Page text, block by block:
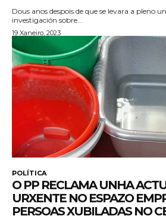
Dous anos despois de que se levara a pleno
investigación sobre...
19 Xaneiro, 2023
POLÍTICA
O PP RECLAMA UNHA
URXENTE NO ESPAZO
PERSOAS XUBILADAS NO